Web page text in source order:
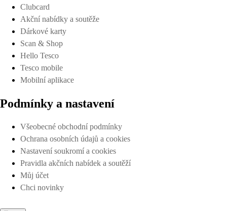
Clubcard
Akční nabídky a soutěže
Dárkové karty
Scan & Shop
Hello Tesco
Tesco mobile
Mobilní aplikace
Podmínky a nastavení
Všeobecné obchodní podmínky
Ochrana osobních údajů a cookies
Nastavení soukromí a cookies
Pravidla akčních nabídek a soutěží
Můj účet
Chci novinky